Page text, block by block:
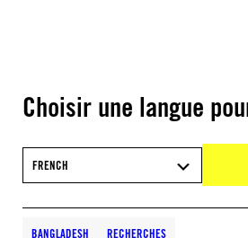
Choisir une langue
FRENCH
BANGLADESH RECHERCHES